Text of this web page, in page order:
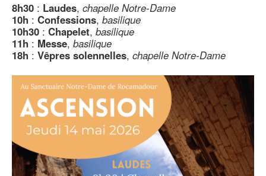
8h30 : Laudes, chapelle Notre-Dame
10h : Confessions, basilique
10h30 : Chapelet, basilique
11h : Messe, basilique
18h : Vêpres solennelles, chapelle Notre-Dame